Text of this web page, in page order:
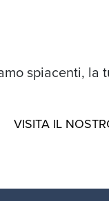
spiacenti, la
VISITA IL